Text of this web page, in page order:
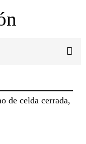
de celda cerrada,